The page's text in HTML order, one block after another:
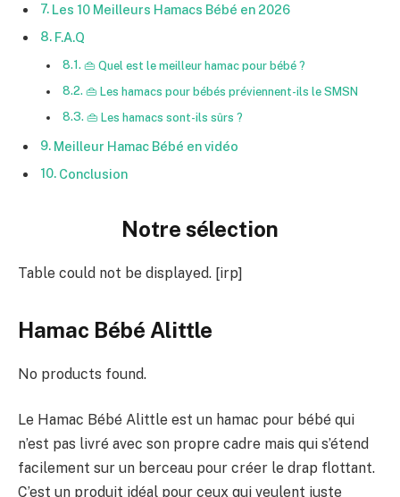
Les 10 Meilleurs Hamacs Bébé en 2026
F.A.Q
👜 Quel est le meilleur hamac pour bébé ?
👜 Les hamacs pour bébés préviennent-ils le SMSN
👜 Les hamacs sont-ils sûrs ?
Meilleur Hamac Bébé en vidéo
Conclusion
Notre sélection
Table could not be displayed. [irp]
Hamac Bébé Alittle
No products found.
Le Hamac Bébé Alittle est un hamac pour bébé qui
n’est pas livré avec son propre cadre mais qui s’étend
facilement sur un berceau pour créer le drap flottant.
C’est un produit idéal pour ceux qui veulent juste